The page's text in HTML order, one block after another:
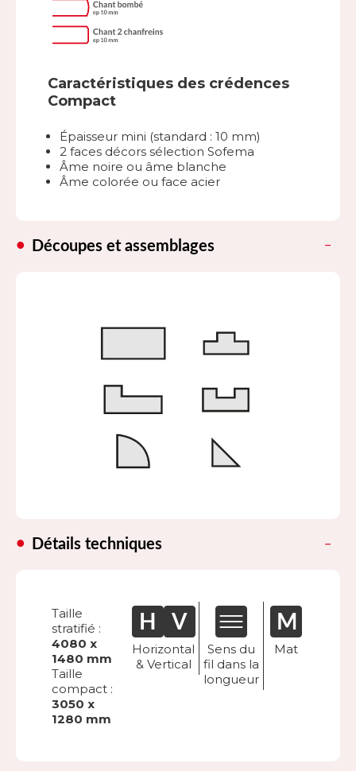
Caractéristiques des crédences
Compact
Épaisseur mini (standard : 10 mm)
2 faces décors sélection Sofema
Âme noire ou âme blanche
Âme colorée ou face acier
Découpes et assemblages
Détails techniques
Taille
stratifié :
4080 x
1480 mm
Taille
compact :
3050 x
1280 mm
Horizontal
& Vertical
Sens du
fil dans la
longueur
Mat